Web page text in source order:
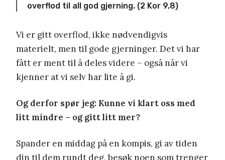
overflod til all god gjerning. (2 Kor 9,8)
Vi er gitt overflod, ikke nødvendigvis
materielt, men til gode gjerninger. Det vi har
fått er ment til å deles videre – også når vi
kjenner at vi selv har lite å gi.
Og derfor spør jeg: Kunne vi klart oss med
litt mindre – og gitt litt mer?
Spander en middag på en kompis, gi av tiden
din til dem rundt deg, besøk noen som trenger